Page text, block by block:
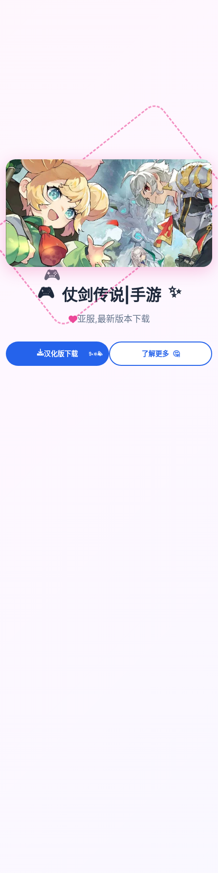
🎮
🎮 仗剑传说|手游 ✨
亚服,最新版本下载
汉化版下载 ✨
⭐💫 了解更多 🤔